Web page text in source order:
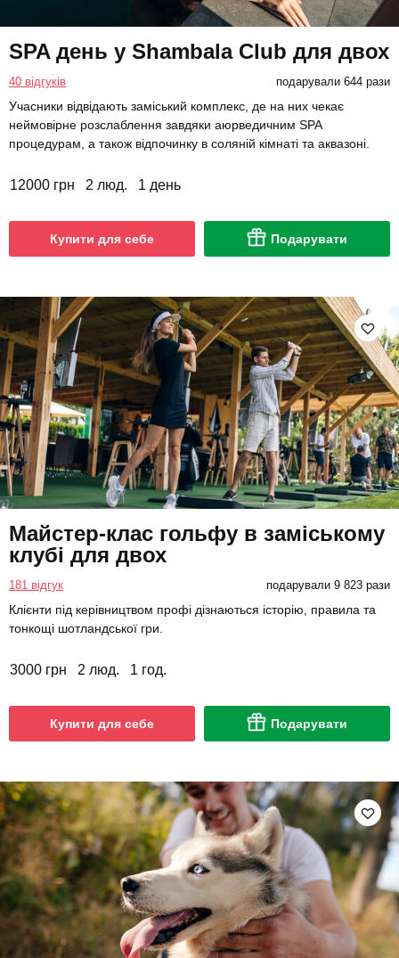
SPA день у Shambala Club для двох
40 відгуків подарували 644 рази
Учасники відвідають заміський комплекс, де на них чекає
неймовірне розслаблення завдяки аюрведичним SPA
процедурам, а також відпочинку в соляній кімнаті та аквазоні.
12000 грн 2 люд. 1 день
Купити для себе Подарувати
Майстер-клас гольфу в заміському
клубі для двох
181 відгук подарували 9 823 рази
Клієнти під керівництвом профі дізнаються історію, правила та
тонкощі шотландської гри.
3000 грн 2 люд. 1 год.
Купити для себе Подарувати